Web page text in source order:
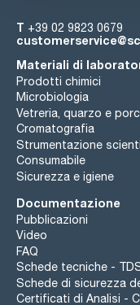
T +39 02 9823 0679
Materiali di
Prodotti chimici
Microbiologia
Vetreria, quarzo e
Cromatografia
Strumentazione
Consumabile
Sicurezza e igiene
Documentazione
Pubblicazioni
Video
FAQ
Schede tecniche -
Schede di sicurezza
Certificati di Analisi -